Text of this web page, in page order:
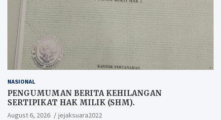
NASIONAL
PENGUMUMAN BERITA KEHILANGAN
SERTIPIKAT HAK MILIK (SHM).
August 6, 2026 jejaksuara2022